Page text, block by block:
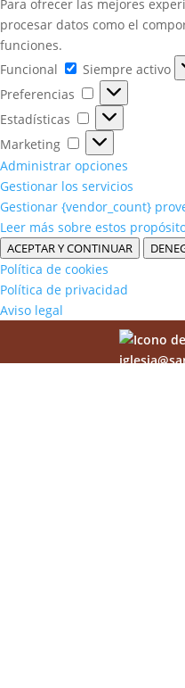
Para ofrecer las mejores
procesar datos como el
funciones.
Funcional
Funcional
Siempre activo
Preferencias
Preferencias
Estadísticas
Estadísticas
Marketing
Marketing
Administrar opciones
Gestionar los servicios
Gestionar {vendor_count}
Leer más sobre estos
ACEPTAR Y CONTINUAR
Política de cookies
Política de privacidad
Aviso legal